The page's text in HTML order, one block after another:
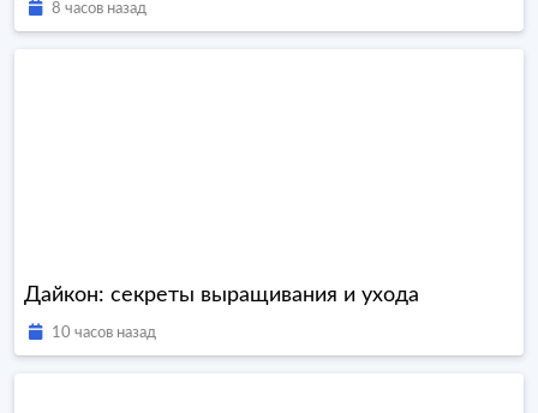
8 часов назад
Дайкон: секреты выращивания и ухода
10 часов назад